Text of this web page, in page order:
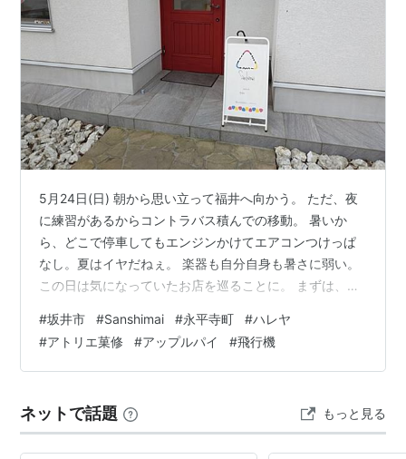
5月24日(日) 朝から思い立って福井へ向かう。 ただ、夜
に練習があるからコントラバス積んでの移動。 暑いか
ら、どこで停車してもエンジンかけてエアコンつけっぱ
なし。夏はイヤだねぇ。 楽器も自分自身も暑さに弱い。
この日は気になっていたお店を巡ることに。 まずは、坂
あるお店。 綺麗な外観。 なんと、おにぎり専門店。 メ
ニューが書かれた紙があり、希望する具材にチェックを
いれて注文する形。 注文を受けてから、握ってもらえ
遠足気分。 店内にもカウンターがあったので、イートイ
ンもできるはず。…
#坂井市 #Sanshimai #永平寺町 #ハレヤ
#アトリエ菓修 #アップルパイ #飛行機
ネットで話題 もっと見る